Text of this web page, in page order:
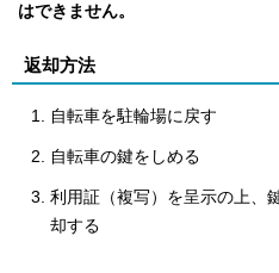
はできません。
返却方法
自転車を駐輪場に戻す
自転車の鍵をしめる
利用証（複写）を呈示の上、
却する